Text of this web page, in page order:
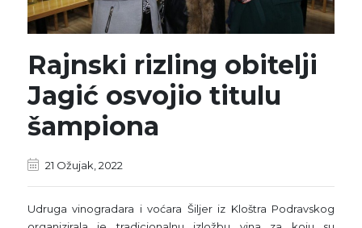
Rajnski rizling obitelji
Jagić osvojio titulu
šampiona
21 Ožujak, 2022
Udruga vinogradara i voćara Šiljer iz Kloštra Podravskog